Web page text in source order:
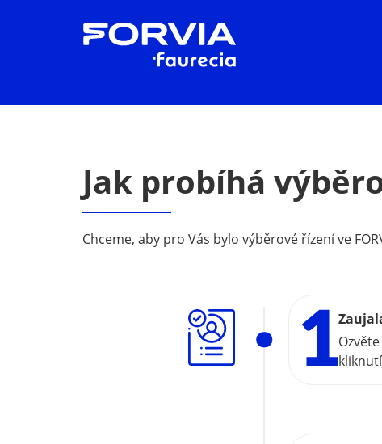
Jak probíhá
Chceme, aby pro Vás bylo výběrové řízení ve